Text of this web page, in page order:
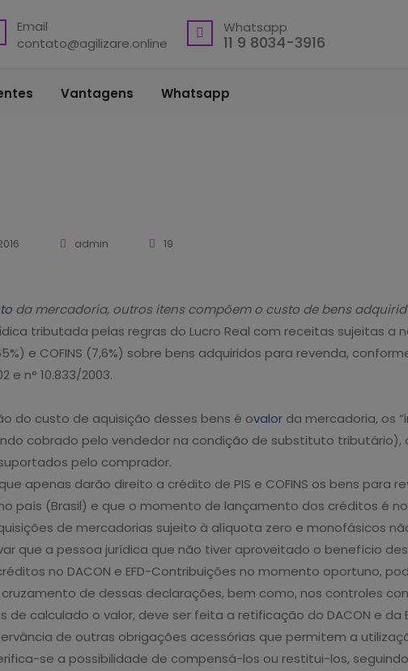
Email
contato@agilizare.online
Whatsapp
11 9 8034-3916
Vantagens Whatsapp
admin 19
da mercadoria, outros itens compõem o custo de bens
tributada pelas regras do Lucro Real com receitas sujeitas
e COFINS (7,6%) sobre bens adquiridos para revenda,
e n° 10.833/2003.
do custo de aquisição desses bens é ovalor da mercadoria, os
cobrado pelo vendedor na condição de substituto tributário),
pelo comprador.
apenas darão direito a crédito de PIS e COFINS os bens para
país (Brasil) e que o momento de lançamento dos créditos é
de mercadorias sujeito à alíquota zero e monofásicos
que a pessoa jurídica que não tiver aproveitado o benefício
no DACON e EFD-Contribuições no momento oportuno,
de dessas declarações, bem como, nos controles
de calculado o valor, deve ser feita a retificação do DACON e da
de outras obrigações acessórias que permitem a
se a possibilidade de compensá-los ou restitui-los,